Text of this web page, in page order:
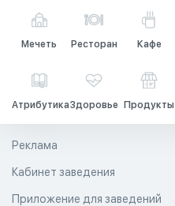
Мечеть Ресторан Кафе
АтрибутикаЗдоровье Продукты
Реклама
Кабинет заведения
Приложение для заведений